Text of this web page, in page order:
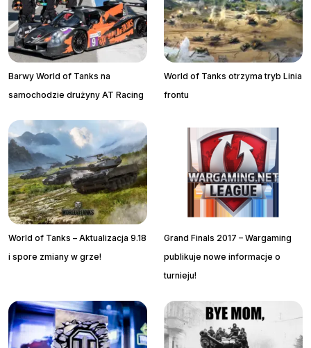
Barwy World of Tanks na
samochodzie drużyny AT Racing
World of Tanks otrzyma tryb Linia
frontu
World of Tanks – Aktualizacja 9.18
i spore zmiany w grze!
Grand Finals 2017 – Wargaming
publikuje nowe informacje o
turnieju!